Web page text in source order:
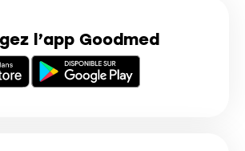
l’app Goodmed